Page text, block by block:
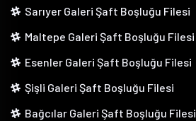
Sarıyer Galeri Şaft Boşluğu Filesi
Maltepe Galeri Şaft Boşluğu Filesi
Esenler Galeri Şaft Boşluğu Filesi
Şişli Galeri Şaft Boşluğu Filesi
Bağcılar Galeri Şaft Boşluğu Filesi